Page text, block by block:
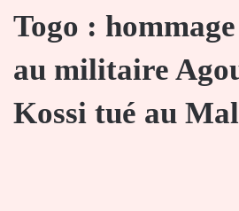
Togo :
au militaire
Kossi tué au